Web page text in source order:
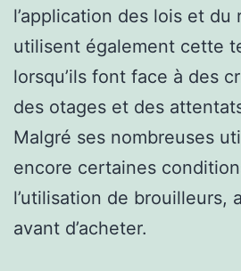
l’application des lois et du
utilisent également cette
lorsqu’ils font face à des
des otages et des
Malgré ses nombreuses
encore certaines
l’utilisation de brouilleurs,
avant d’acheter.